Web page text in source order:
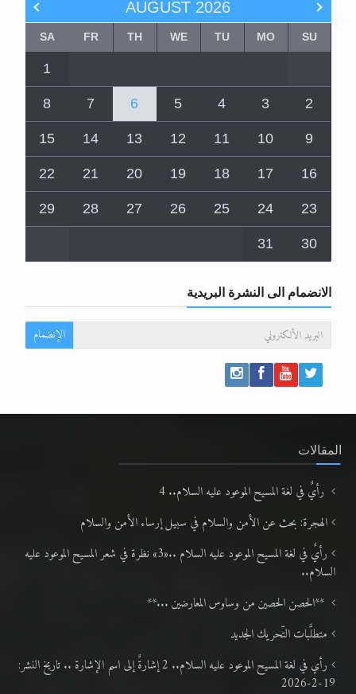
AUGUST 2026
SU
MO
TU
WE
TH
FR
SA
1
2
3
4
5
6
7
8
9
10
11
12
13
14
15
16
17
18
19
20
21
22
23
24
25
26
27
28
29
30
31
الانضمام الى النشرة البريدية
الإنضمام
المقالات
رأيٌ في لغة المسيح الموعود عليه السلام.. 4
الهجرة: بحث عن الأمن والسلام في سبيل إرساء الأمن والسلام
رأيٌ في لغة المسيح الموعود عليه السلام ..«3» نظرة في شعر المسيح الموعود عليه
السلام..
**الحصن الحصين من وساوس المعارضين ...**
متطلَّبات التّحريك الجديد
رأي في لغة المسيح الموعود عليه السلام.. 2 إشارةٌ إلى اسم الإشارة .. تاريخ النشر:
19-2-2026